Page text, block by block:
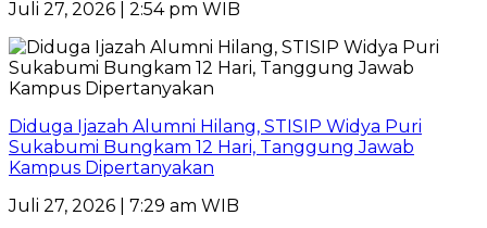
Juli 27, 2026 | 2:54 pm WIB
Diduga Ijazah Alumni Hilang, STISIP Widya Puri
Sukabumi Bungkam 12 Hari, Tanggung Jawab
Kampus Dipertanyakan
Juli 27, 2026 | 7:29 am WIB